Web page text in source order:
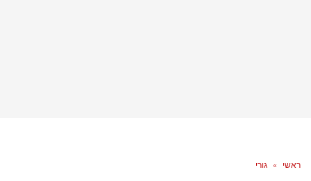
ראשי » גורי